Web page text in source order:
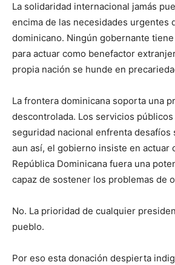
La solidaridad internacional jamás
encima de las necesidades urgentes
dominicano. Ningún gobernante
para actuar como benefactor
propia nación se hunde en
La frontera dominicana soporta una
descontrolada. Los servicios
seguridad nacional enfrenta desafíos
aun así, el gobierno insiste en actuar
República Dominicana fuera una
capaz de sostener los problemas de
No. La prioridad de cualquier
pueblo.
Por eso esta donación despierta